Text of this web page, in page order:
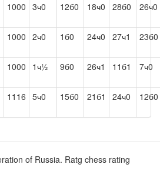
1000 3ч0 12б0 18ч0 28б0 26ч0
1000 2ч0 1б0 24ч0 27ч1 23б0
1000 1ч½ 9б0 26ч1 11б1 7ч0
1116 5ч0 15б0 21б1 24ч0 12б0
of Russia. Ratg chess rating